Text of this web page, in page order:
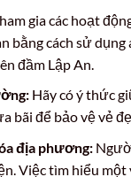
gia các hoạt
bằng cách sử dụng
đầm Lập An.
Hãy có ý thức
bãi để bảo vệ vẻ
địa phương:
Việc tìm hiểu một